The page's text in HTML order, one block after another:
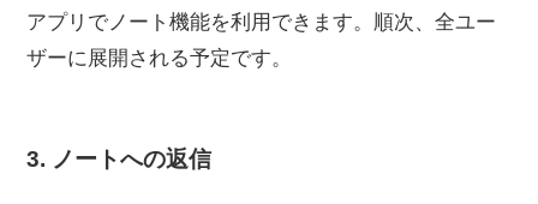
アプリでノート機能を利用できます。順次、全ユー
ザーに展開される予定です。
3. ノートへの返信